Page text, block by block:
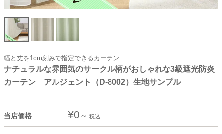
幅と丈を1cm刻みで指定できるカーテン
ナチュラルな雰囲気のサークル柄がおしゃれな3級遮光防炎
カーテン アルジェント（D-8002）生地サンプル
当店価格 ¥0 税込